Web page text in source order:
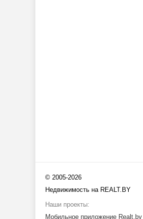
© 2005-2026
Недвижимость на REALT.BY
Наши проекты:
Мобильное приложение Realt.by